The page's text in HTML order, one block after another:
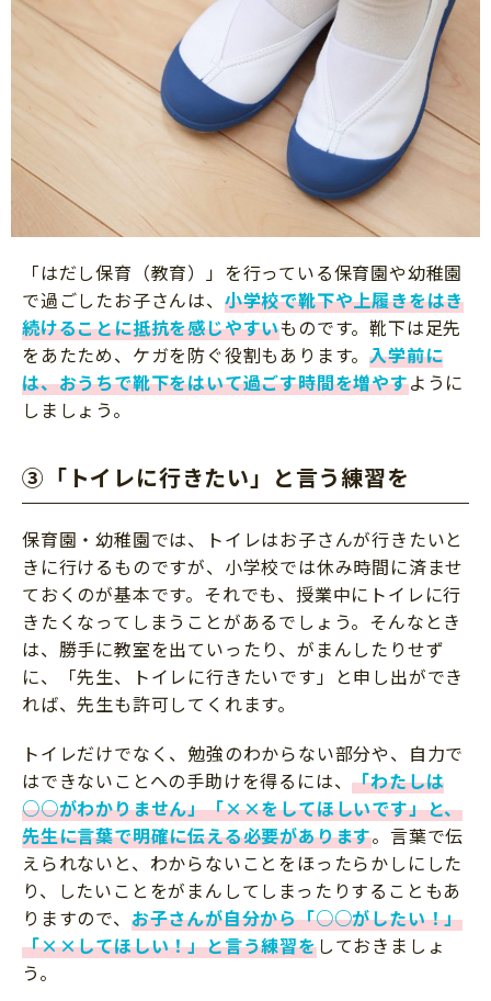
「はだし保育（教育）」を行っている保育園や幼稚園
で過ごしたお子さんは、 小学校で靴下や上履きをはき
続けることに抵抗を感じやすいものです。靴下は足先
をあたため、ケガを防ぐ役割もあります。入学前に
は、おうちで靴下をはいて過ごす時間を増やすように
しましょう。
③「トイレに行きたい」と言う練習を
保育園・幼稚園では、トイレはお子さんが行きたいと
きに行けるものですが、小学校では休み時間に済ませ
ておくのが基本です。それでも、授業中にトイレに行
きたくなってしまうことがあるでしょう。そんなとき
は、勝手に教室を出ていったり、がまんしたりせず
に、「先生、トイレに行きたいです」と申し出ができ
れば、先生も許可してくれます。
トイレだけでなく、勉強のわからない部分や、自力で
はできないことへの手助けを得るには、「わたしは
○○がわかりません」「××をしてほしいです」と、
先生に言葉で明確に伝える必要があります。言葉で伝
えられないと、わからないことをほったらかしにした
り、したいことをがまんしてしまったりすることもあ
りますので、 お子さんが自分から「○○がしたい！」
「××してほしい！」と言う練習をしておきましょ
う。